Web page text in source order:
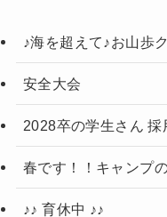
♪海を超えて♪お山歩
安全大会
2028卒の学生さん
春です！！キャンプ
♪♪ 育休中 ♪♪